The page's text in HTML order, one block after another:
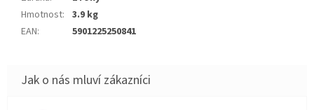
Hmotnost: 3.9 kg
EAN: 5901225250841